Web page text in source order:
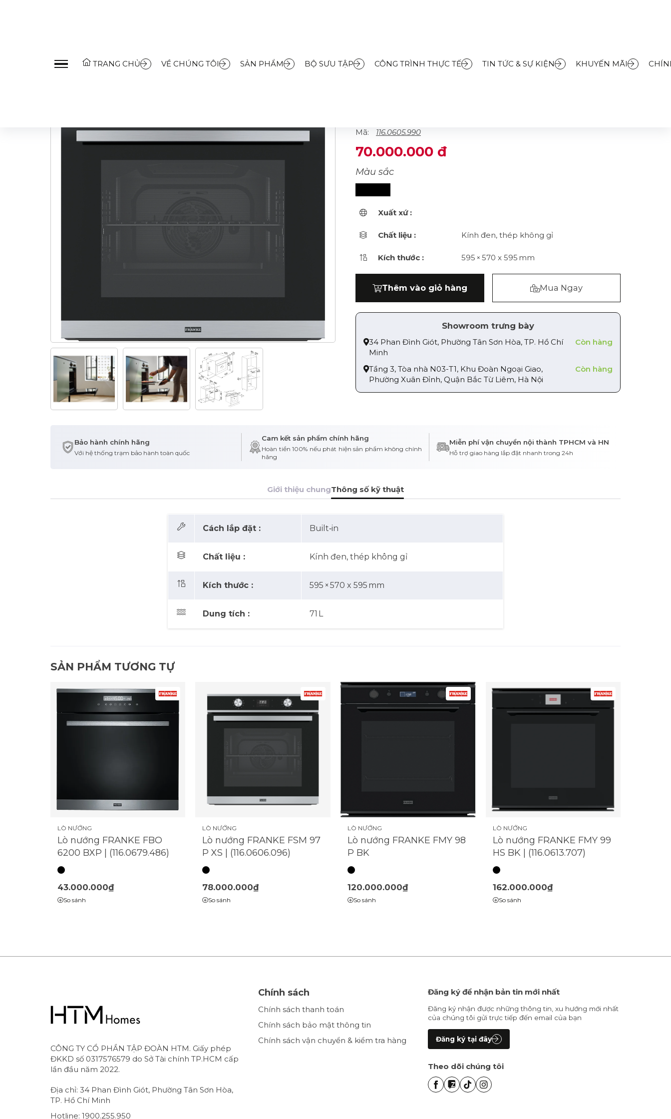
TRANG CHỦ VỀ CHÚNG TÔI SẢN PHẨM BỘ SƯU TẬP CÔNG TRÌNH THỰC TẾ TIN TỨC & SỰ KIỆN KHUYẾN MÃI
Mã: 116.0605.990
70.000.000 đ
Màu sắc
Xuất xứ :
Chất liệu : Kính đen, thép không gỉ
Kích thước : 595 × 570 x 595 mm
Thêm vào giỏ hàng Mua Ngay
Showroom trưng bày
34 Phan Đình Giót, Phường Tân Sơn Hòa, TP. Hồ Chí
Minh
Còn hàng
Tầng 3, Tòa nhà N03-T1, Khu Đoàn Ngoại Giao,
Phường Xuân Đỉnh, Quận Bắc Từ Liêm, Hà Nội
Còn hàng
Bảo hành chính hãng
Với hệ thống trạm bảo hành toàn quốc
Cam kết sản phẩm chính hãng
Hoàn tiền 100% nếu phát hiện sản phẩm không chính
hãng
Miễn phí vận chuyển nội thành TPHCM và HN
Hỗ trợ giao hàng lắp đặt nhanh trong 24h
Giới thiệu chungThông số kỹ thuật
Cách lắp đặt : Built‑in
Chất liệu : Kính đen, thép không gỉ
Kích thước : 595 × 570 x 595 mm
Dung tích : 71 L
SẢN PHẨM TƯƠNG TỰ
LÒ NƯỚNG
Lò nướng FRANKE FBO
6200 BXP | (116.0679.486)
43.000.000₫
So sánh
LÒ NƯỚNG
Lò nướng FRANKE FSM 97
P XS | (116.0606.096)
78.000.000₫
So sánh
LÒ NƯỚNG
Lò nướng FRANKE FMY 98
P BK
120.000.000₫
So sánh
LÒ NƯỚNG
Lò nướng FRANKE FMY 99
HS BK | (116.0613.707)
162.000.000₫
So sánh
CÔNG TY CỔ PHẦN TẬP ĐOÀN HTM. Giấy phép
ĐKKD số 0317576579 do Sở Tài chính TP.HCM cấp
lần đầu năm 2022.
Địa chỉ: 34 Phan Đình Giót, Phường Tân Sơn Hòa,
TP. Hồ Chí Minh
Hotline: 1900.255.950
Chính sách
Chính sách thanh toán
Chính sách bảo mật thông tin
Chính sách vận chuyển & kiểm tra hàng
Đăng ký để nhận bản tin mới nhất
Đăng ký nhận được những thông tin, xu hướng mới nhất
của chúng tôi gửi trực tiếp đến email của bạn
Đăng ký tại đây
Theo dõi chúng tôi